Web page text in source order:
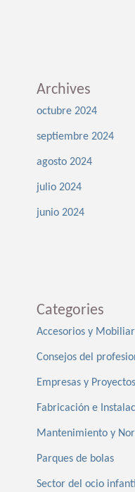
Archives
octubre 2024
septiembre 2024
agosto 2024
julio 2024
junio 2024
Categories
Accesorios y
Consejos del
Empresas y Proyectos
Fabricación e
Mantenimiento y
Parques de bolas
Sector del ocio infantil